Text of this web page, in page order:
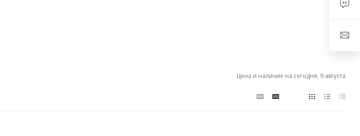
Цена и наличие на сегодня, 9 августа